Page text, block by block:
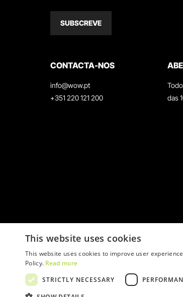
SUBSCREVE
CONTACTA-NOS
info@wow.pt
+351 220 121 200
das
This website uses cookies
This website uses cookies to improve user
Policy. Read more
STRICTLY NECESSARY